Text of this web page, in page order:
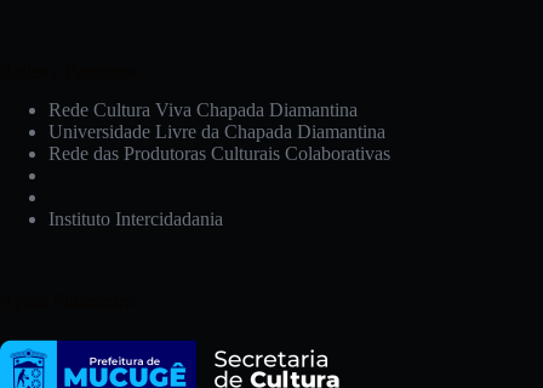
Rede Cultura Viva Chapada Diamantina
Universidade Livre da Chapada Diamantina
Rede das Produtoras Culturais Colaborativas
Instituto Intercidadania